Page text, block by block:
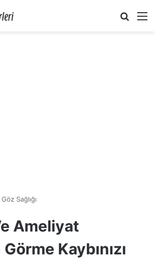
Göz Sağlığı
Ameliyat
Kaybınızı